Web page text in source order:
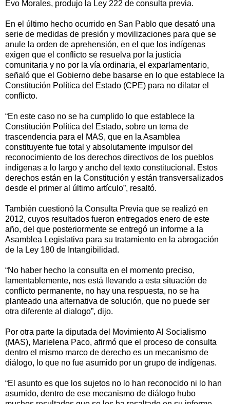
Evo Morales, produjo la Ley 222 de consulta previa.
En el último hecho ocurrido en San Pablo que desató una
serie de medidas de presión y movilizaciones para que se
anule la orden de aprehensión, en el que los indígenas
exigen que el conflicto se resuelva por la justicia
comunitaria y no por la vía ordinaria, el exparlamentario,
señaló que el Gobierno debe basarse en lo que establece la
Constitución Política del Estado (CPE) para no dilatar el
conflicto.
“En este caso no se ha cumplido lo que establece la
Constitución Política del Estado, sobre un tema de
trascendencia para el MAS, que en la Asamblea
constituyente fue total y absolutamente impulsor del
reconocimiento de los derechos directivos de los pueblos
indígenas a lo largo y ancho del texto constitucional. Estos
derechos están en la Constitución y están transversalizados
desde el primer al último artículo”, resaltó.
También cuestionó la Consulta Previa que se realizó en
2012, cuyos resultados fueron entregados enero de este
año, del que posteriormente se entregó un informe a la
Asamblea Legislativa para su tratamiento en la abrogación
de la Ley 180 de Intangibilidad.
“No haber hecho la consulta en el momento preciso,
lamentablemente, nos está llevando a esta situación de
conflicto permanente, no hay una respuesta, no se ha
planteado una alternativa de solución, que no puede ser
otra diferente al dialogo”, dijo.
Por otra parte la diputada del Movimiento Al Socialismo
(MAS), Marielena Paco, afirmó que el proceso de consulta
dentro el mismo marco de derecho es un mecanismo de
diálogo, lo que no fue asumido por un grupo de indígenas.
“El asunto es que los sujetos no lo han reconocido ni lo han
asumido, dentro de ese mecanismo de diálogo hubo